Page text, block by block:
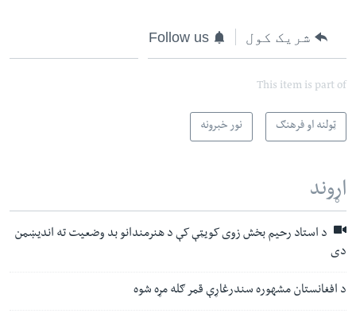
شریک کول Follow us
This item is part of
ټولنه او فرهنګ نور خبرونه
اړوند
د استاد رحیم بخش زوی کویټې کې د هنرمندانو بد وضعیت ته اندیښمن
دی
د افغانستان مشهوره سندرغاړې قمر ګله مړه شوه